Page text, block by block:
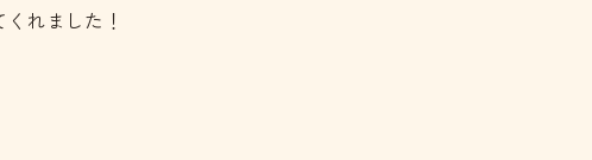
れました！